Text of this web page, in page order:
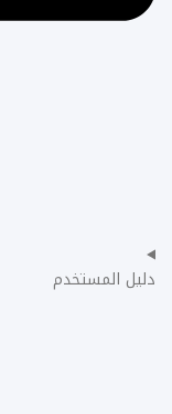
دليل المستخدم